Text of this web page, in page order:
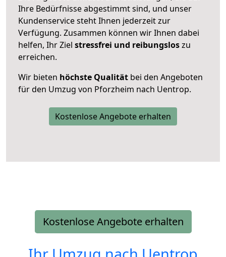
Ihre Bedürfnisse abgestimmt sind, und unser
Kundenservice steht Ihnen jederzeit zur
Verfügung. Zusammen können wir Ihnen dabei
helfen, Ihr Ziel stressfrei und reibungsloszu
erreichen.
Wir bieten höchste Qualität bei den Angeboten
für den Umzug von Pforzheim nach Uentrop.
Kostenlose Angebote erhalten
Kostenlose Angebote erhalten